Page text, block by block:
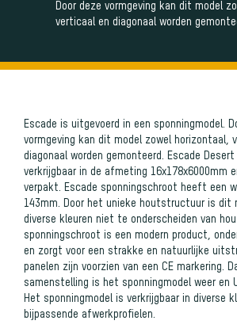
Door deze vormgeving kan dit model
verticaal en diagonaal worden
Escade is uitgevoerd in een sponningmodel.
vormgeving kan dit model zowel horizontaal,
diagonaal worden gemonteerd. Escade Desert
verkrijgbaar in de afmeting 16x178x6000mm
verpakt. Escade sponningschroot heeft een
143mm. Door het unieke houtstructuur is dit
diverse kleuren niet te onderscheiden van
sponningschroot is een modern product,
en zorgt voor een strakke en natuurlijke
panelen zijn voorzien van een CE markering.
samenstelling is het sponningmodel weer en
Het sponningmodel is verkrijgbaar in diverse
bijpassende afwerkprofielen.